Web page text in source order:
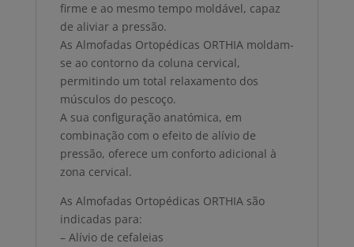
firme e ao mesmo tempo moldável, capaz
de aliviar a pressão.
As Almofadas Ortopédicas ORTHIA moldam-
se ao contorno da coluna cervical,
permitindo um total relaxamento dos
músculos do pescoço.
A sua configuração anatómica, em
combinação com o efeito de alívio de
pressão, oferece um conforto adicional à
zona cervical.
As Almofadas Ortopédicas ORTHIA são
indicadas para:
– Alívio de cefaleias